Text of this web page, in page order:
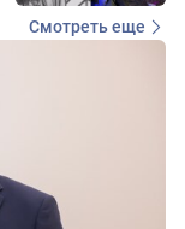
Смотреть еще